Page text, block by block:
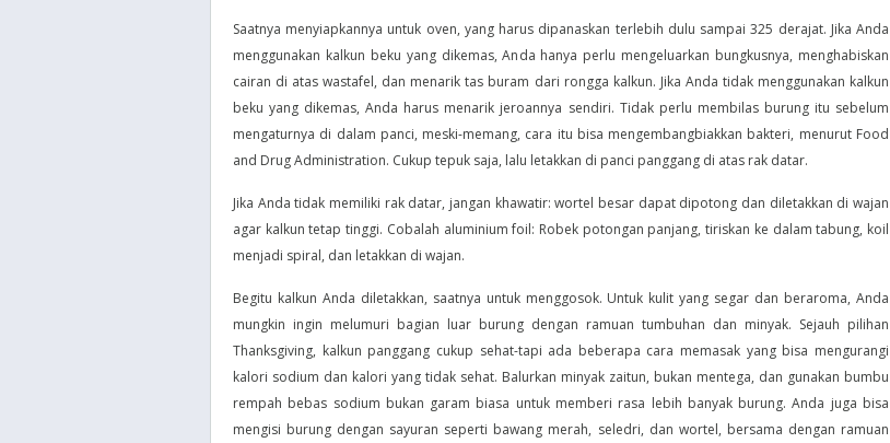
Saatnya menyiapkannya untuk oven, yang harus dipanaskan terlebih dulu sampai 325 derajat. Jika Anda
menggunakan kalkun beku yang dikemas, Anda hanya perlu mengeluarkan bungkusnya, menghabiskan
cairan di atas wastafel, dan menarik tas buram dari rongga kalkun. Jika Anda tidak menggunakan kalkun
beku yang dikemas, Anda harus menarik jeroannya sendiri. Tidak perlu membilas burung itu sebelum
mengaturnya di dalam panci, meski-memang, cara itu bisa mengembangbiakkan bakteri, menurut Food
and Drug Administration. Cukup tepuk saja, lalu letakkan di panci panggang di atas rak datar.
Jika Anda tidak memiliki rak datar, jangan khawatir: wortel besar dapat dipotong dan diletakkan di wajan
agar kalkun tetap tinggi. Cobalah aluminium foil: Robek potongan panjang, tiriskan ke dalam tabung, koil
menjadi spiral, dan letakkan di wajan.
Begitu kalkun Anda diletakkan, saatnya untuk menggosok. Untuk kulit yang segar dan beraroma, Anda
mungkin ingin melumuri bagian luar burung dengan ramuan tumbuhan dan minyak. Sejauh pilihan
Thanksgiving, kalkun panggang cukup sehat-tapi ada beberapa cara memasak yang bisa mengurangi
kalori sodium dan kalori yang tidak sehat. Balurkan minyak zaitun, bukan mentega, dan gunakan bumbu
rempah bebas sodium bukan garam biasa untuk memberi rasa lebih banyak burung. Anda juga bisa
mengisi burung dengan sayuran seperti bawang merah, seledri, dan wortel, bersama dengan ramuan